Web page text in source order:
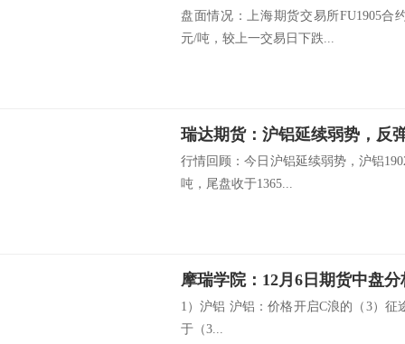
盘面情况：上海期货交易所FU1905合
元/吨，较上一交易日下跌...
瑞达期货：沪铝延续弱势，反
行情回顾：今日沪铝延续弱势，沪铝
吨，尾盘收于1365...
摩瑞学院：12月6日期货中盘分
1）沪铝 沪铝：价格开启C浪的（3）征
于（3...